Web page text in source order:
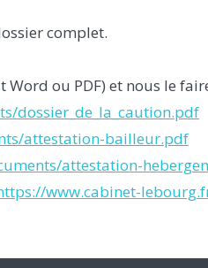
complet.
ou PDF) et nous le
dossier_de_la_caution.pdf
attestation-bailleur.pdf
attestation-
www.cabinet-